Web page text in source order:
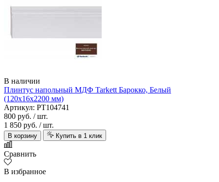
В наличии
Плинтус напольный МДФ Tarkett Барокко, Белый
(120х16х2200 мм)
Артикул: PT104741
800 руб. / шт.
1 850 руб. / шт.
В корзину Купить в 1 клик
Сравнить
В избранное